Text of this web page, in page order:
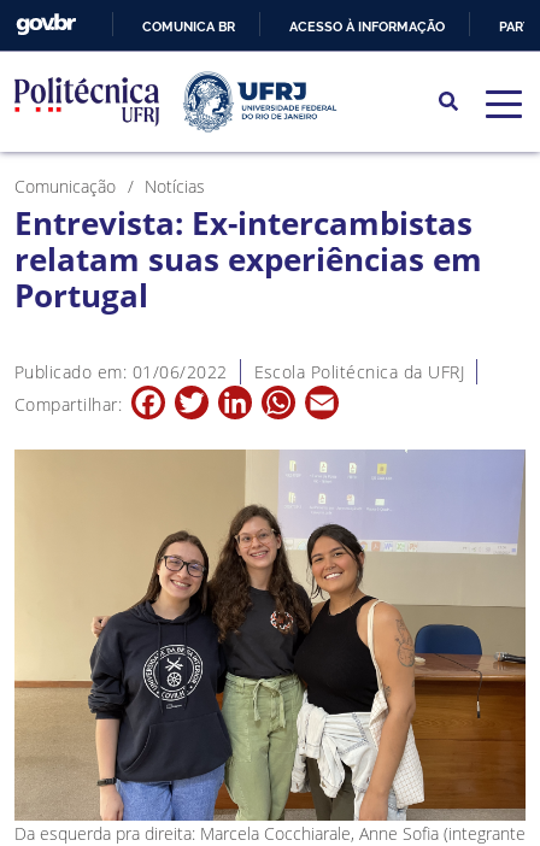
PARA
O
CONTEÚDO
COMUNICA BR ACESSO À INFORMAÇÃO
Comunicação Notícias
Entrevista: Ex-intercambistas
relatam suas experiências em
Portugal
Publicado em: 01/06/2022
Escola Politécnica da UFRJ
Compartilhar:
FacebookTwitterLinkedInWhatsApp
Da esquerda pra direita: Marcela Cocchiarale, Anne Sofia (integrante